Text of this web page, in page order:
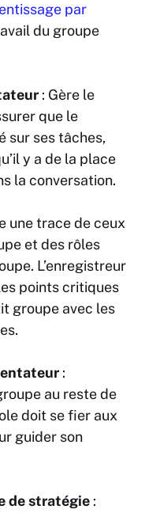
par
du groupe
: Gère le
que le
sur ses tâches,
y a de la place
la conversation.
une trace de ceux
et des rôles
L’enregistreur
points critiques
groupe avec les
:
au reste de
doit se fier aux
guider son
de stratégie :